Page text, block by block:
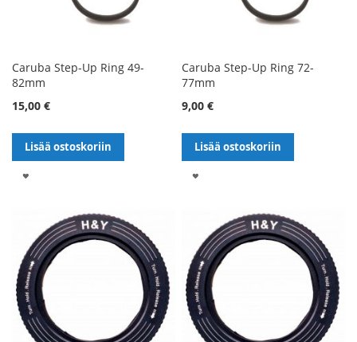
Caruba Step-Up Ring 49-
82mm
15,00 €
Lisää ostoskoriin
Caruba Step-Up Ring 72-
77mm
9,00 €
Lisää ostoskoriin